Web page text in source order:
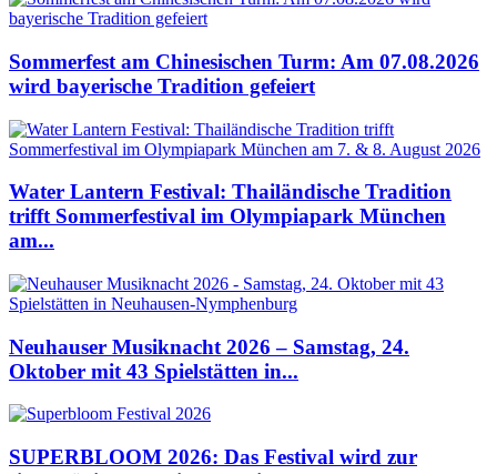
Sommerfest am Chinesischen Turm: Am 07.08.2026
wird bayerische Tradition gefeiert
Water Lantern Festival: Thailändische Tradition
trifft Sommerfestival im Olympiapark München
am...
Neuhauser Musiknacht 2026 – Samstag, 24.
Oktober mit 43 Spielstätten in...
SUPERBLOOM 2026: Das Festival wird zur